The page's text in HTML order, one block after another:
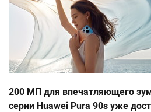
200 МП для впечатляющего
серии Huawei Pura 90s уже